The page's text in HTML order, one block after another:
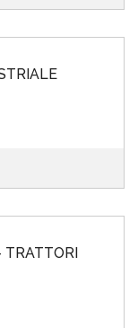
TRATTORI